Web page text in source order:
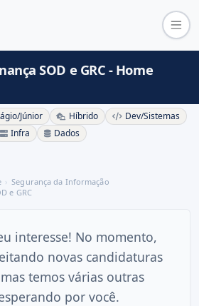
SOD e GRC - Home
Júnior Híbrido
Dev/Sistemas
Infra
Dados
Segurança da Informação
e GRC
interesse! No momento,
novas candidaturas
temos várias outras
por você.